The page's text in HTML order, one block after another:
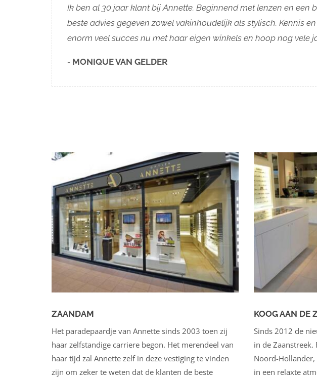
Ik ben al 30 jaar klant bij Annette. Beginnend met lenzen en
beste advies gegeven zowel vakinhoudelijk als stylisch. Kennis
enorm veel succes nu met haar eigen winkels en hoop nog
MONIQUE VAN GELDER
ZAANDAM
Het paradepaardje van Annette sinds 2003 toen zij
haar zelfstandige carriere begon. Het merendeel van
haar tijd zal Annette zelf in deze vestiging te vinden
zijn om zeker te weten dat de klanten de beste
KOOG AAN DE
Sinds 2012 de
in de Zaanstreek.
Noord-
in een relaxte